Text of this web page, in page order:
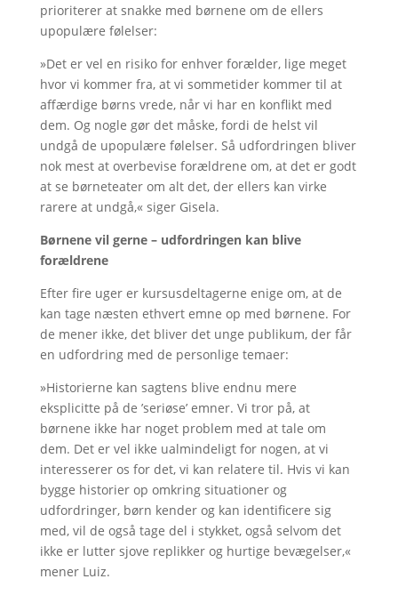
prioriterer at snakke med børnene om de ellers
upopulære følelser:
»Det er vel en risiko for enhver forælder, lige meget
hvor vi kommer fra, at vi sommetider kommer til at
affærdige børns vrede, når vi har en konflikt med
dem. Og nogle gør det måske, fordi de helst vil
undgå de upopulære følelser. Så udfordringen bliver
nok mest at overbevise forældrene om, at det er godt
at se børneteater om alt det, der ellers kan virke
rarere at undgå,« siger Gisela.
Børnene vil gerne – udfordringen kan blive
forældrene
Efter fire uger er kursusdeltagerne enige om, at de
kan tage næsten ethvert emne op med børnene. For
de mener ikke, det bliver det unge publikum, der får
en udfordring med de personlige temaer:
»Historierne kan sagtens blive endnu mere
eksplicitte på de ’seriøse’ emner. Vi tror på, at
børnene ikke har noget problem med at tale om
dem. Det er vel ikke ualmindeligt for nogen, at vi
interesserer os for det, vi kan relatere til. Hvis vi kan
bygge historier op omkring situationer og
udfordringer, børn kender og kan identificere sig
med, vil de også tage del i stykket, også selvom det
ikke er lutter sjove replikker og hurtige bevægelser,«
mener Luiz.